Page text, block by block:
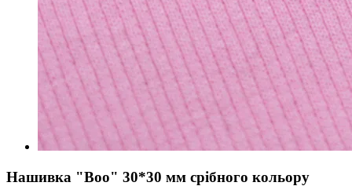
Нашивка "Boo" 30*30 мм срібного кольору